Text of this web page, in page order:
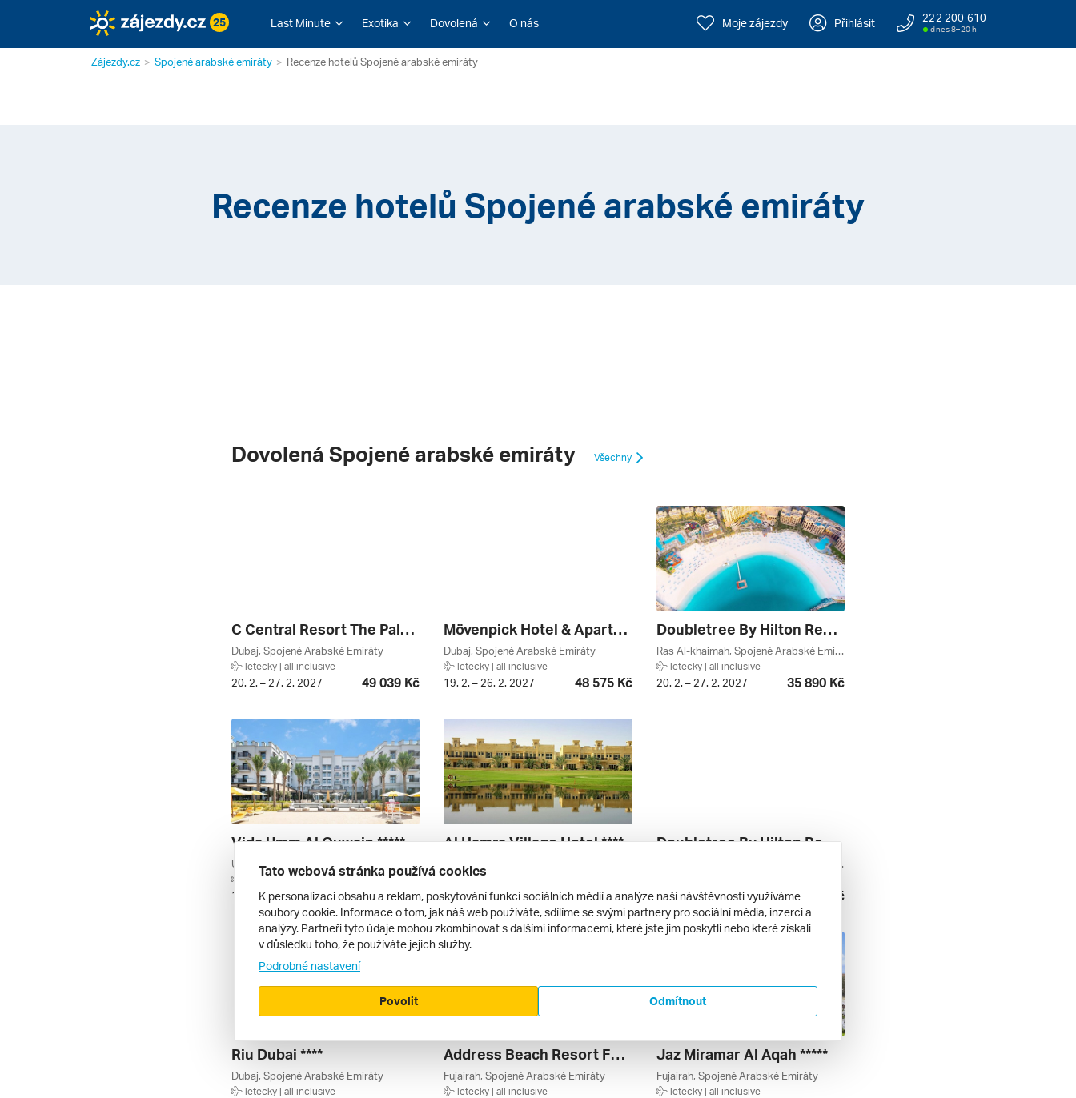
25 Last Minute Exotika Dovolená O nás Moje zájezdy Přihlásit 222 200 610
dnes 8–20 h
Zájezdy.cz Spojené arabské emiráty Recenze hotelů Spojené arabské emiráty
Recenze hotelů Spojené arabské emiráty
Dovolená Spojené arabské emiráty Všechny
C Central Resort The Palm *****
Dubaj, Spojené Arabské Emiráty
letecky | all inclusive
20. 2. – 27. 2. 2027 49 039 Kč
Mövenpick Hotel & Apartments Bur Dubai *****
Dubaj, Spojené Arabské Emiráty
letecky | all inclusive
19. 2. – 26. 2. 2027 48 575 Kč
Doubletree By Hilton Resort & Spa Marjan Island *****
Ras Al-khaimah, Spojené Arabské Emiráty
letecky | all inclusive
20. 2. – 27. 2. 2027 35 890 Kč
Vida Umm Al Quwain *****
Umm Al-quwain, Spojené Arabské Emiráty
letecky | all inclusive
14. 11. – 21. 11. 2026 31 430 Kč
Al Hamra Village Hotel ****
letecky | all inclusive
21. 2. – 28. 2. 2027 30 540 Kč
Doubletree By Hilton Resort & Spa Marjan Island *****
Ras Al-khaimah, Spojené Arabské Emiráty
20. 2. – 27. 2. 2027 34 790 Kč
Riu Dubai ****
Dubaj, Spojené Arabské Emiráty
letecky | all inclusive
Address Beach Resort Fujairah *****
Fujairah, Spojené Arabské Emiráty
letecky | all inclusive
Jaz Miramar Al Aqah *****
Fujairah, Spojené Arabské Emiráty
letecky | all inclusive
Tato webová stránka používá cookies
K personalizaci obsahu a reklam, poskytování funkcí sociálních médií a analýze naší návštěvnosti využíváme
soubory cookie. Informace o tom, jak náš web používáte, sdílíme se svými partnery pro sociální média, inzerci a
analýzy. Partneři tyto údaje mohou zkombinovat s dalšími informacemi, které jste jim poskytli nebo které získali
v důsledku toho, že používáte jejich služby.
Podrobné nastavení
Odmítnout
Povolit